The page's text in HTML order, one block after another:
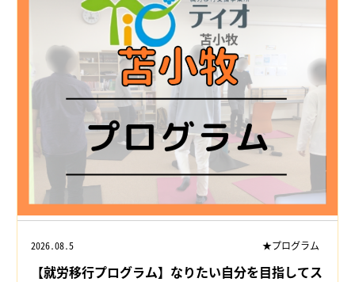
2026.08.5 ★プログラム
【就労移行プログラム】なりたい自分を目指してス